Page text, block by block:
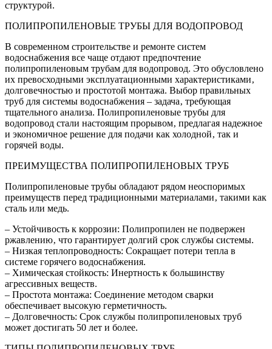
структурой.
ПОЛИПРОПИЛЕНОВЫЕ ТРУБЫ ДЛЯ ВОДОПРОВОД
В современном строительстве и ремонте систем
водоснабжения все чаще отдают предпочтение
полипропиленовым трубам для водопровод. Это обусловлено
их превосходными эксплуатационными характеристиками‚
долговечностью и простотой монтажа. Выбор правильных
труб для системы водоснабжения – задача‚ требующая
тщательного анализа. Полипропиленовые трубы для
водопровод стали настоящим прорывом‚ предлагая надежное
и экономичное решение для подачи как холодной‚ так и
горячей воды.
ПРЕИМУЩЕСТВА ПОЛИПРОПИЛЕНОВЫХ ТРУБ
Полипропиленовые трубы обладают рядом неоспоримых
преимуществ перед традиционными материалами‚ такими как
сталь или медь.
– Устойчивость к коррозии: Полипропилен не подвержен
ржавлению‚ что гарантирует долгий срок службы системы.
– Низкая теплопроводность: Сокращает потери тепла в
системе горячего водоснабжения.
– Химическая стойкость: Инертность к большинству
агрессивных веществ.
– Простота монтажа: Соединение методом сварки
обеспечивает высокую герметичность.
– Долговечность: Срок службы полипропиленовых труб
может достигать 50 лет и более.